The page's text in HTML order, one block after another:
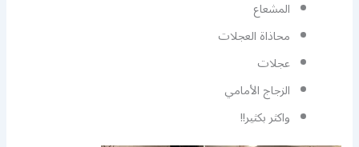
المشعاع
محاذاة العجلات
عجلات
الزجاج الأمامي
واكثر بكثير!!